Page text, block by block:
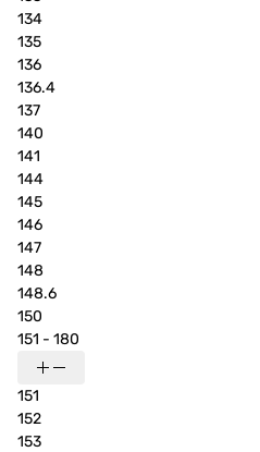
134
135
136
136.4
137
140
141
144
145
146
147
148
148.6
150
151 - 180
151
152
153